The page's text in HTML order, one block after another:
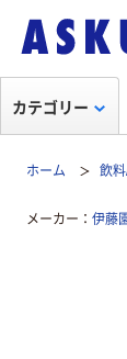
カテゴリー
ホーム 飲
メーカー 伊藤